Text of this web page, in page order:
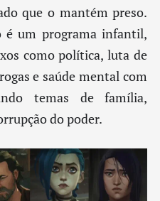
que o mantém preso.
é um programa infantil,
como política, luta de
e saúde mental com
temas de família,
do poder.